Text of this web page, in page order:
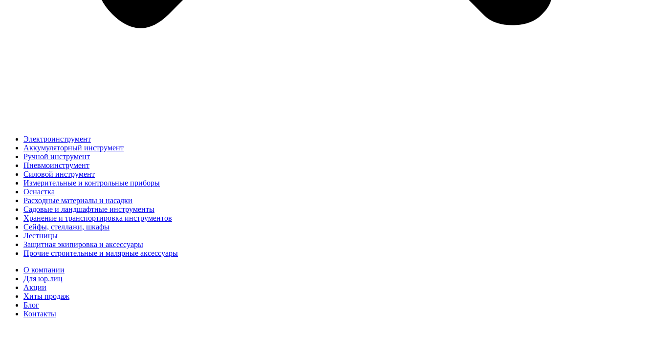
Электроинструмент
Аккумуляторный инструмент
Ручной инструмент
Пневмоинструмент
Силовой инструмент
Измерительные и контрольные приборы
Оснастка
Расходные материалы и насадки
Садовые и ландшафтные инструменты
Хранение и транспортировка инструментов
Сейфы, стеллажи, шкафы
Лестницы
Защитная экипировка и аксессуары
Прочие строительные и малярные аксессуары
О компании
Для юр.лиц
Акции
Хиты продаж
Блог
Контакты